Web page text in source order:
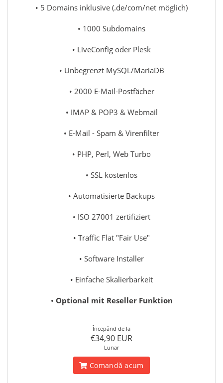
• 5 Domains inklusive (.de/com/net möglich)
• 1000 Subdomains
• LiveConfig oder Plesk
• Unbegrenzt MySQL/MariaDB
• 2000 E-Mail-Postfächer
• IMAP & POP3 & Webmail
• E-Mail - Spam & Virenfilter
• PHP, Perl, Web Turbo
• SSL kostenlos
• Automatisierte Backups
• ISO 27001 zertifiziert
• Traffic Flat "Fair Use"
• Software Installer
• Einfache Skalierbarkeit
• Optional mit Reseller Funktion
Începănd de la
€34,90 EUR
Lunar
Comandă acum